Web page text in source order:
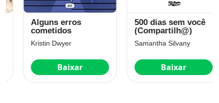
Alguns erros
cometidos
Kristin Dwyer
Baixar
500 dias sem você
(Compartilh@)
Samantha Silvany
Baixar